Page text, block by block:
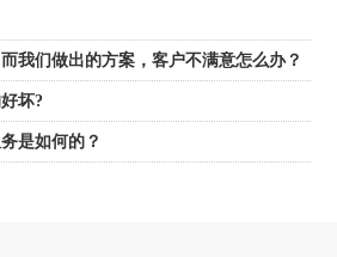
我们做出的方案，客户不满意怎么办？
坏?
是如何的？